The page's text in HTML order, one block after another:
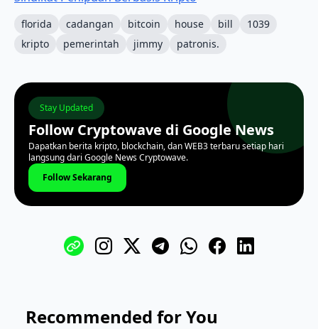
florida cadangan bitcoin house bill
1039
kripto
pemerintah jimmy patronis.
Stay Updated
Follow Cryptowave di Google News
Dapatkan berita kripto, blockchain, dan WEB3 terbaru setiap hari
langsung dari Google News Cryptowave.
Follow Sekarang
Recommended for You